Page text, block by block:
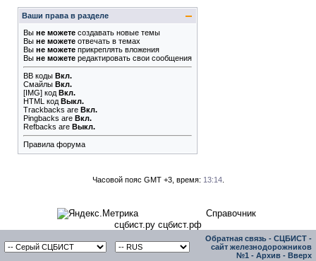
Ваши права в разделе
Вы не можете создавать новые темы
Вы не можете отвечать в темах
Вы не можете прикреплять вложения
Вы не можете редактировать свои сообщения
BB коды Вкл.
Смайлы Вкл.
[IMG] код Вкл.
HTML код Выкл.
Trackbacks are Вкл.
Pingbacks are Вкл.
Refbacks are Выкл.
Правила форума
Часовой пояс GMT +3, время: 13:14.
Справочник
сцбист.ру сцбист.рф
Обратная связь - СЦБИСТ -
сайт железнодорожников
№1 - Архив - Вверх